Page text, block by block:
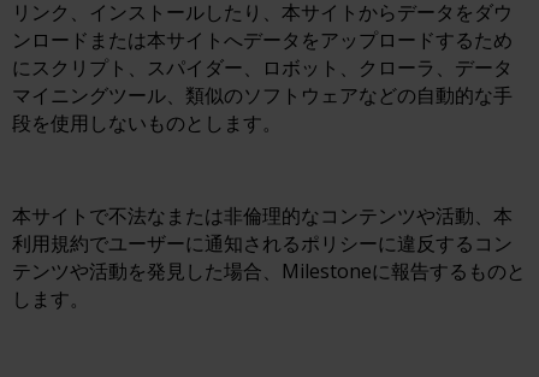
リンク、インストールしたり、本サイトからデータをダウ
ンロードまたは本サイトへデータをアップロードするため
にスクリプト、スパイダー、ロボット、クローラ、データ
マイニングツール、類似のソフトウェアなどの自動的な手
段を使用しないものとします。
本サイトで不法なまたは非倫理的なコンテンツや活動、本
利用規約でユーザーに通知されるポリシーに違反するコン
テンツや活動を発見した場合、Milestoneに報告するものと
します。